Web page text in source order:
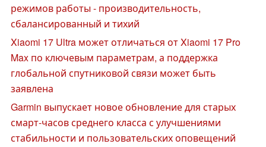
режимов работы - производительность,
сбалансированный и тихий
Xiaomi 17 Ultra может отличаться от Xiaomi 17 Pro
Max по ключевым параметрам, а поддержка
глобальной спутниковой связи может быть
заявлена
Garmin выпускает новое обновление для старых
смарт-часов среднего класса с улучшениями
стабильности и пользовательских оповещений